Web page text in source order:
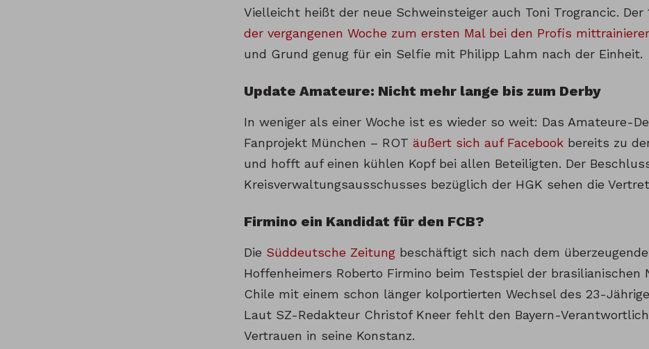
Vielleicht heißt der neue Schweinsteiger auch Toni Trograncic. Der
der vergangenen Woche zum ersten Mal bei den Profis
und Grund genug für ein Selfie mit Philipp Lahm nach der Einheit.
Update Amateure: Nicht mehr lange bis zum Derby
In weniger als einer Woche ist es wieder so weit: Das Amateure-
Fanprojekt München – ROT äußert sich auf Facebook bereits zu
und hofft auf einen kühlen Kopf bei allen Beteiligten. Der
Kreisverwaltungsausschusses bezüglich der HGK sehen die
Firmino ein Kandidat für den FCB?
Die Süddeutsche Zeitung beschäftigt sich nach dem
Hoffenheimers Roberto Firmino beim Testspiel der brasilianischen
Chile mit einem schon länger kolportierten Wechsel des 23-
Laut SZ-Redakteur Christof Kneer fehlt den Bayern-
Vertrauen in seine Konstanz.